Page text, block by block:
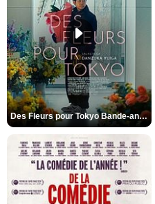
Des Fleurs pour Tokyo Bande-annonce VO STFR